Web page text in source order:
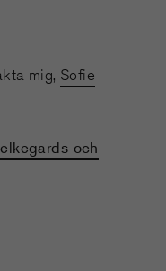
mig, Sofie
och